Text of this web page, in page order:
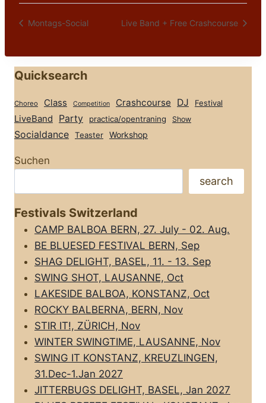
Montags-Social Live Band + Free Crashcourse
Quicksearch
Choreo Class Competition Crashcourse DJ Festival
LiveBand Party practica/opentraning Show
Socialdance Teaster Workshop
Suchen
search
Festivals Switzerland
CAMP BALBOA BERN, 27. July - 02. Aug.
BE BLUESED FESTIVAL BERN, Sep
SHAG DELIGHT, BASEL, 11. - 13. Sep
SWING SHOT, LAUSANNE, Oct
LAKESIDE BALBOA, KONSTANZ, Oct
ROCKY BALBERNA, BERN, Nov
STIR IT!, ZÜRICH, Nov
WINTER SWINGTIME, LAUSANNE, Nov
SWING IT KONSTANZ, KREUZLINGEN,
31.Dec-1.Jan 2027
JITTERBUGS DELIGHT, BASEL, Jan 2027